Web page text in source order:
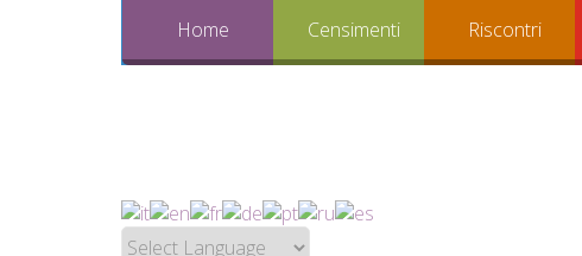
Home Censimenti Riscontri